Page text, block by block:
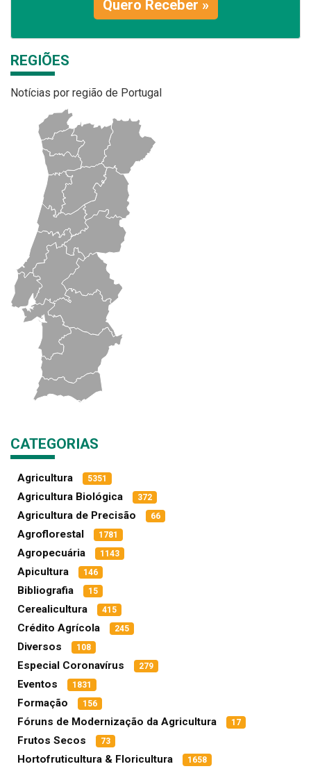
Quero Receber »
REGIÕES
Notícias por região de Portugal
CATEGORIAS
Agricultura 5351
Agricultura Biológica 372
Agricultura de Precisão 66
Agroflorestal 1781
Agropecuária 1143
Apicultura 146
Bibliografia 15
Cerealicultura 415
Crédito Agrícola 245
Diversos 108
Especial Coronavírus 279
Eventos 1831
Formação 156
Fóruns de Modernização da Agricultura 17
Frutos Secos 73
Hortofruticultura & Floricultura 1658